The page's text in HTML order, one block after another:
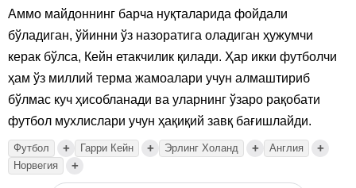
Аммо майдоннинг барча нуқталарида фойдали
бўладиган, ўйинни ўз назоратига оладиган ҳужумчи
керак бўлса, Кейн етакчилик қилади. Ҳар икки футболчи
ҳам ўз миллий терма жамоалари учун алмаштириб
бўлмас куч ҳисобланади ва уларнинг ўзаро рақобати
футбол мухлислари учун ҳақиқий завқ бағишлайди.
Футбол + Гарри Кейн + Эрлинг Холанд + Англия +
Норвегия +